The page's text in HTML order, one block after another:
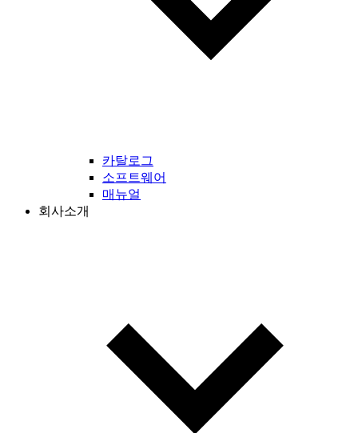
카탈로그
소프트웨어
매뉴얼
회사소개